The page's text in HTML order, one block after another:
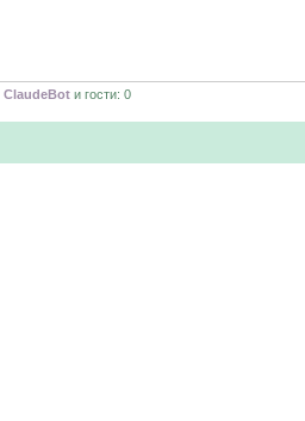
ClaudeBot и гости: 0